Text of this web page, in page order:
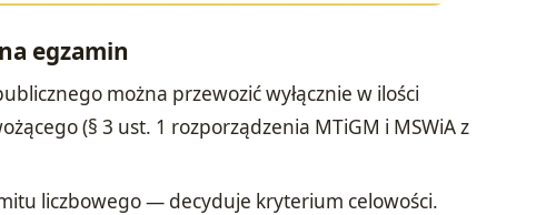
egzamin
można przewozić wyłącznie w ilości
(§ 3 ust. 1 rozporządzenia MTiGM i MSWiA z
liczbowego — decyduje kryterium celowości.